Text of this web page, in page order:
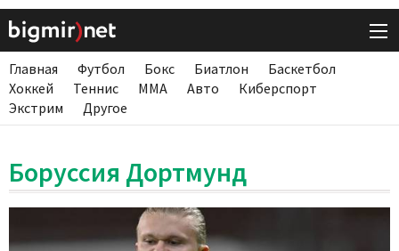
Главная Футбол Бокс Биатлон
Баскетбол
Хоккей
Теннис ММА Авто
Киберспорт
Экстрим
Другое
Боруссия Дортмунд